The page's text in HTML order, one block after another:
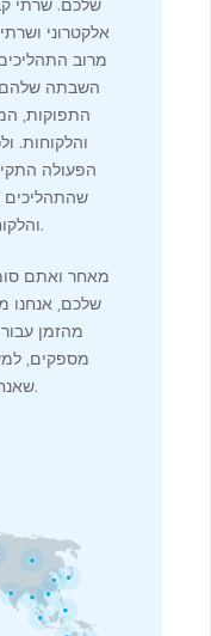
שלכם. שרתי
אלקטרוני
מרוב
השבתה שלהם
התפוקות,
והלקוחות.
הפעולה
שהתהליכים
והלקוחות שלכם יהיו שמחים.
מאחר ואתם
מהזמן
מספקים,
שאנחנו מבצעים מעת לעת.